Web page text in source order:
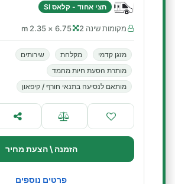
חצי אחוד - קלאס SI
מקומות שינה 2 6.75 × 2.35 m
מזגן קדמי מקלחת
שירותים
מותרת הסעת חיות מחמד
מותאם לנסיעה בתנאי חורף / קיפאון
הזמנה \ הצעת מחיר
פרטים נוספים